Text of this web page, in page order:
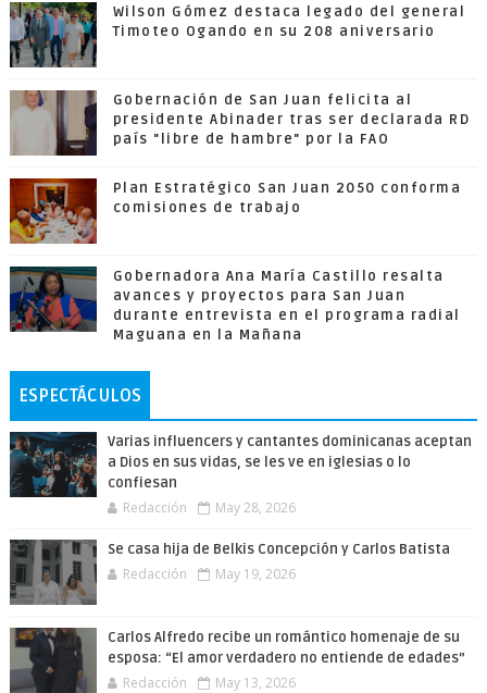
Wilson Gómez destaca legado del general
Timoteo Ogando en su 208 aniversario
Gobernación de San Juan felicita al
presidente Abinader tras ser declarada RD
país "libre de hambre" por la FAO
Plan Estratégico San Juan 2050 conforma
comisiones de trabajo
Gobernadora Ana María Castillo resalta
avances y proyectos para San Juan
durante entrevista en el programa radial
Maguana en la Mañana
ESPECTÁCULOS
Varias influencers y cantantes dominicanas aceptan
a Dios en sus vidas, se les ve en iglesias o lo
confiesan
Redacción May 28, 2026
Se casa hija de Belkis Concepción y Carlos Batista
Redacción May 19, 2026
Carlos Alfredo recibe un romántico homenaje de su
esposa: “El amor verdadero no entiende de edades”
Redacción May 13, 2026